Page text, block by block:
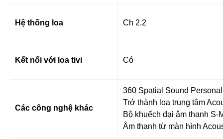
Hệ thống loa Ch 2.2
Kết nối với loa tivi Có
Các công nghệ khác
360 Spatial Sound
Trở thành loa trung tâm
Bộ khuếch đại âm thanh S-
Âm thanh từ màn hình